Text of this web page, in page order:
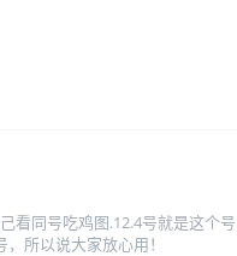
同号吃鸡图.12.4号就是这个
所以说大家放心用！